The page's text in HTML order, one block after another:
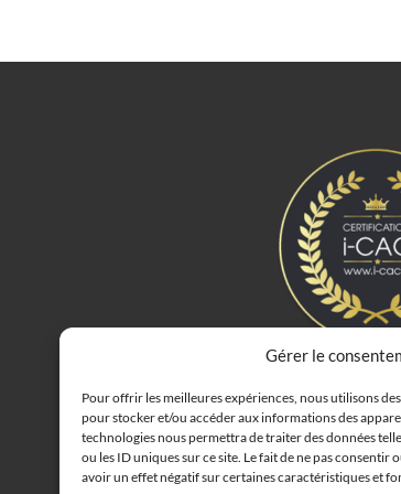
Gérer le
Pour offrir les meilleures expériences, nous utilisons
pour stocker et/ou accéder aux informations des
technologies nous permettra de traiter des données
ou les ID uniques sur ce site. Le fait de ne pas
avoir un effet négatif sur certaines caractéristiques et